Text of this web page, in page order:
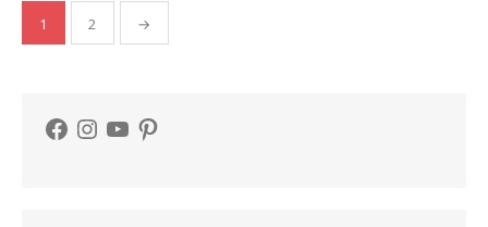
Artikkelien
sivutus
1 2 →
Facebook
Instagram
YouTubePinterest